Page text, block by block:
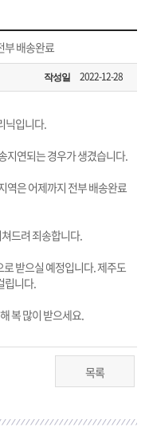
능합니다.
로 택배 받기
입금확인이 안되는 상황을 대비해 꼭 입금후 고객센터 연락바랍니다.
무 안내
부 배송완료
작성일 2022-12-28
닉입니다.
지연되는 경우가 생겼습니다.
역은 어제까지 전부 배송완료
드려 죄송합니다.
받으실 예정입니다. 제주도
립니다.
복 많이 받으세요.
목록